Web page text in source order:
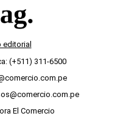
editorial
(+511) 311-6500
El Comercio